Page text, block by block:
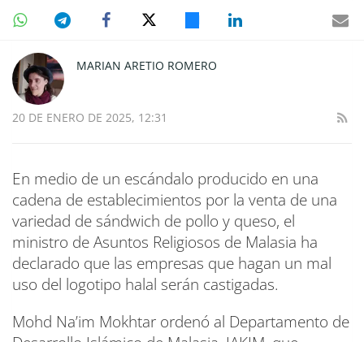
MARIAN ARETIO ROMERO
20 DE ENERO DE 2025, 12:31
En medio de un escándalo producido en una
cadena de establecimientos por la venta de una
variedad de sándwich de pollo y queso, el
ministro de Asuntos Religiosos de Malasia ha
declarado que las empresas que hagan un mal
uso del logotipo halal serán castigadas.
Mohd Na’im Mokhtar ordenó al Departamento de